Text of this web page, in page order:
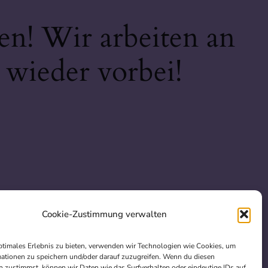
Cookie-Zustimmung verwalten
Erlebnis zu bieten, verwenden wir Technologien wie Cookies, um
zu speichern und/oder darauf zuzugreifen. Wenn du diesen
Wir arbeiten an
vorbei!